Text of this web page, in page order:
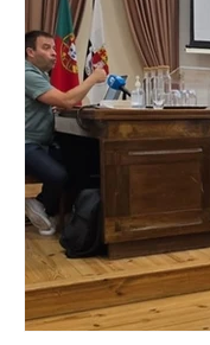
CMTI